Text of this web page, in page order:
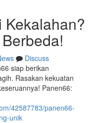
Kekalahan?
Discuss
siap berikan
Rasakan kekuatan
Panen66:
42587783/panen66-
unik